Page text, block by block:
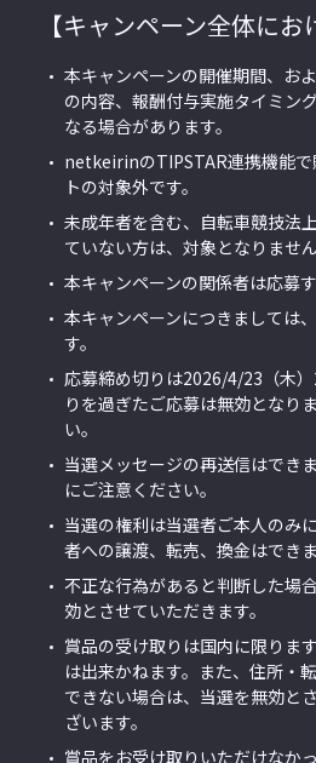
【キャンペーン全体にお
本キャンペーンの開催期間、お
の内容、報酬付与実施タイミン
なる場合があります。
netkeirinのTIPSTAR連携機能で
トの対象外です。
未成年者を含む、自転車競技法
ていない方は、対象となりません
本キャンペーンの関係者は応募
本キャンペーンにつきましては
す。
応募締め切りは2026/4/23（木
りを過ぎたご応募は無効となり
い。
当選メッセージの再送信はでき
にご注意ください。
当選の権利は当選者ご本人のみ
者への譲渡、転売、換金はできま
不正な行為があると判断した場
効とさせていただきます。
賞品の受け取りは国内に限りま
は出来かねます。また、住所・
できない場合は、当選を無効と
ざいます。
賞品をお受け取りいただけなか